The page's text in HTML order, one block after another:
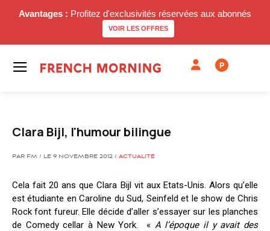
Avantages : Profitez d'exclusivités réservées aux abonnés
VOIR LES OFFRES
P
Clara Bijl, l'humour bilingue
PAR FM / LE 9 NOVEMBRE 2012 / ACTUALITÉ
Cela fait 20 ans que Clara Bijl vit aux Etats-Unis. Alors qu’elle
est étudiante en Caroline du Sud, Seinfeld et le show de Chris
Rock font fureur. Elle décide d’aller s’essayer sur les planches
de Comedy cellar à New York. « A l’époque il y avait des